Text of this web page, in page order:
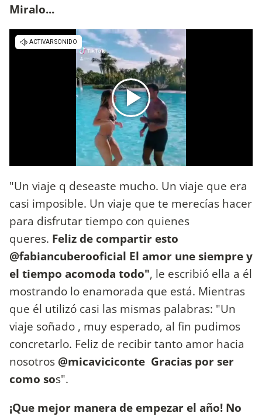
Miralo...
"Un viaje q deseaste mucho. Un viaje que era
casi imposible. Un viaje que te merecías hacer
para disfrutar tiempo con quienes
queres. Feliz de compartir esto
@fabiancuberooficial El amor une siempre y
el tiempo acomoda todo", le escribió ella a él
mostrando lo enamorada que está. Mientras
que él utilizó casi las mismas palabras: "Un
viaje soñado , muy esperado, al fin pudimos
concretarlo. Feliz de recibir tanto amor hacia
nosotros @micaviciconte Gracias por ser
como sos".
¡Que mejor manera de empezar el año! No